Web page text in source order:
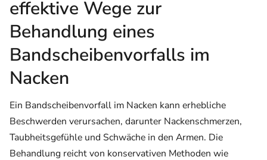
effektive Wege zur
Behandlung eines
Bandscheibenvorfalls im
Nacken
Ein Bandscheibenvorfall im Nacken kann erhebliche
Beschwerden verursachen, darunter Nackenschmerzen,
Taubheitsgefühle und Schwäche in den Armen. Die
Behandlung reicht von konservativen Methoden wie